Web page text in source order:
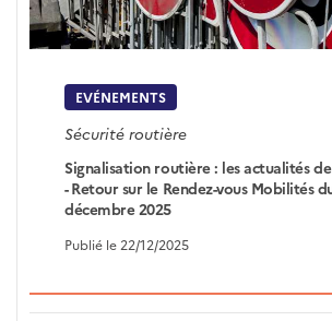
EVÉNEMENTS
Sécurité routière
Signalisation routière : les actualités
- Retour sur le Rendez-vous Mobilités
décembre 2025
Publié le 22/12/2025